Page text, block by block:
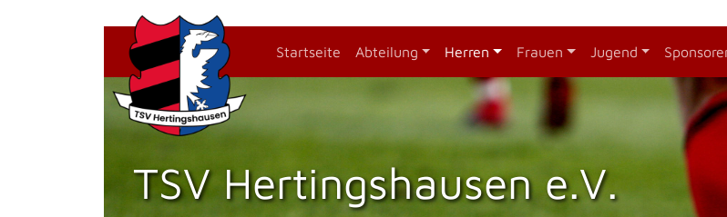
Startseite Abteilung Herren Frauen Jugend
TSV Hertings­hausen e.V.